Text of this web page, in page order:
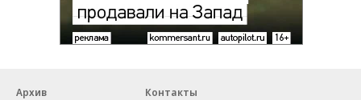
Архив
Контакты